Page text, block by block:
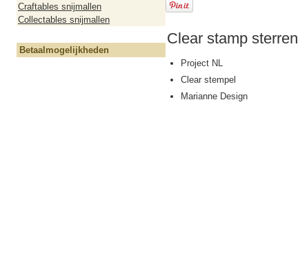
Craftables snijmallen
Collectables snijmallen
Betaalmogelijkheden
Clear stamp sterren
Project NL
Clear stempel
Marianne Design